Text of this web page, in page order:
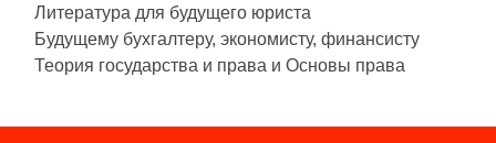
Литература для будущего юриста
Будущему бухгалтеру, экономисту, финансисту
Теория государства и права и Основы права